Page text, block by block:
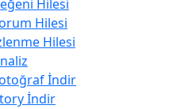
Hilesi
Hilesi
Hilesi
İndir
İndir